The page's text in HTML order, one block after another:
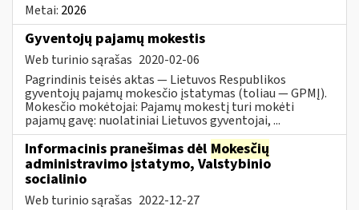
Metai: 2026
Gyventojų pajamų mokestis
Web turinio sąrašas 2020-02-06
Pagrindinis teisės aktas — Lietuvos Respublikos
gyventojų pajamų mokesčio įstatymas (toliau — GPMĮ).
Mokesčio mokėtojai: Pajamų mokestį turi mokėti
pajamų gavę: nuolatiniai Lietuvos gyventojai, ...
Informacinis pranešimas dėl Mokesčių
administravimo įstatymo, Valstybinio
socialinio
Web turinio sąrašas 2022-12-27